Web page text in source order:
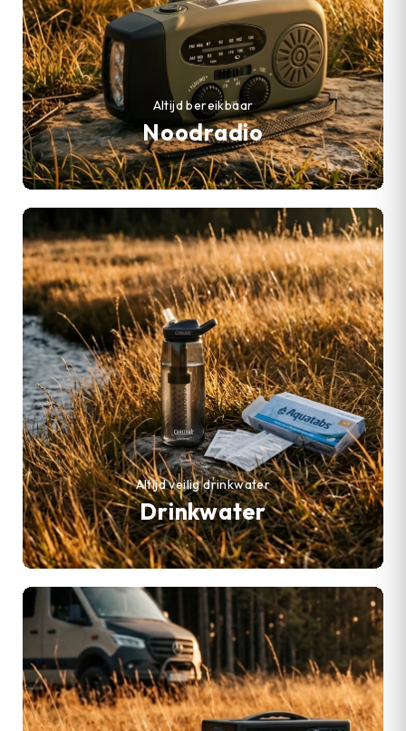
Noodradio
Altijd bereikbaar
Drinkwater
Altijd veilig drinkwater